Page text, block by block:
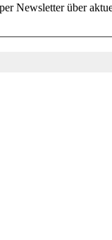
Newsletter über